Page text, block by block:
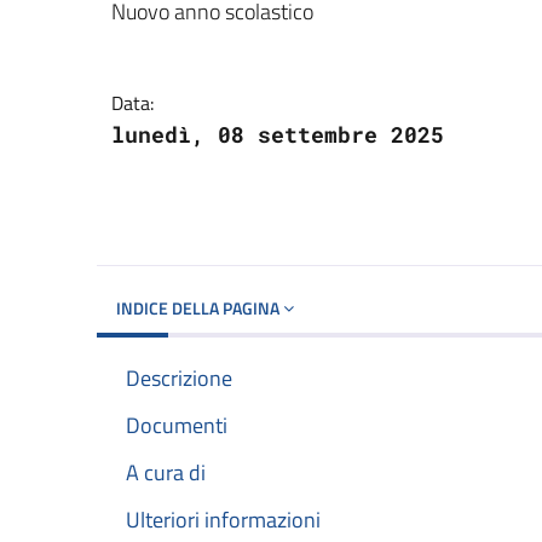
Dettagli del
Nuovo anno scolastico
Data:
lunedì, 08 settembre 2025
INDICE DELLA PAGINA
Descrizione
Documenti
A cura di
Ulteriori informazioni